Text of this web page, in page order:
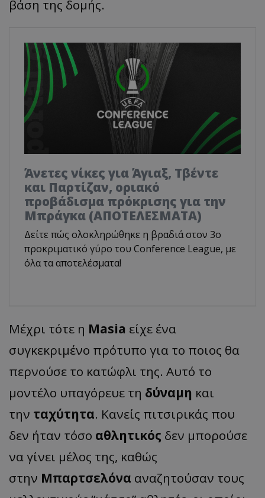
βάση της δομής.
Άνετες νίκες για Άγιαξ, Τβέντε
και Παρτίζαν, οριακό
προβάδισμα πρόκρισης για την
Μπράγκα (ΑΠΟΤΕΛΕΣΜΑΤΑ)
Δείτε πώς ολοκληρώθηκε η βραδιά στον 3ο
προκριματικό γύρο του Conference League, με
όλα τα αποτελέσματα!
Μέχρι τότε η Masia είχε ένα
συγκεκριμένο πρότυπο για το ποιος θα
περνούσε το κατώφλι της. Αυτό το
μοντέλο υπαγόρευε τη δύναμη και
την ταχύτητα. Κανείς πιτσιρικάς που
δεν ήταν τόσο αθλητικός δεν μπορούσε
να γίνει μέλος της, καθώς
στην Μπαρτσελόνα αναζητούσαν τους